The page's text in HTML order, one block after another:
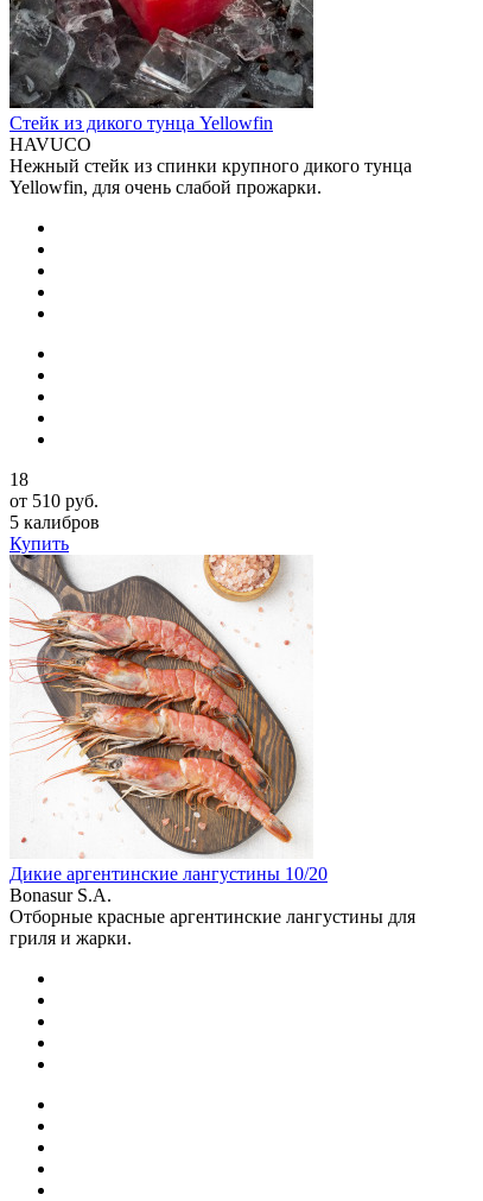
Стейк из дикого тунца Yellowfin
HAVUCO
Нежный стейк из спинки крупного дикого тунца
Yellowfin, для очень слабой прожарки.
18
от 510 руб.
5 калибров
Купить
Дикие аргентинские лангустины 10/20
Bonasur S.A.
Отборные красные аргентинские лангустины для
гриля и жарки.